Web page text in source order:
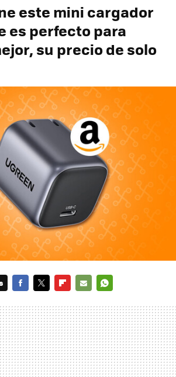
este mini cargador
es perfecto para
su precio de solo
MAIL